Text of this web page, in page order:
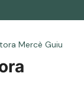
Mercè Guiu